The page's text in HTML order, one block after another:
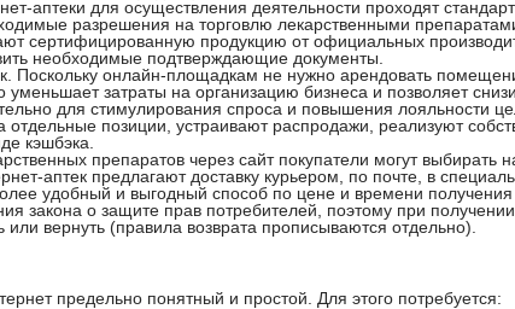
аптеки для осуществления деятельности проходят
разрешения на торговлю лекарственными
сертифицированную продукцию от официальных
необходимые подтверждающие документы.
Поскольку онлайн-площадкам не нужно арендовать
уменьшает затраты на организацию бизнеса и позволяет
для стимулирования спроса и повышения лояльности
отдельные позиции, устраивают распродажи, реализуют
кэшбэка.
препаратов через сайт покупатели могут выбирать
аптек предлагают доставку курьером, по почте, в
удобный и выгодный способ по цене и времени
закона о защите прав потребителей, поэтому при получении
или вернуть (правила возврата прописываются отдельно).
предельно понятный и простой. Для этого потребуется: